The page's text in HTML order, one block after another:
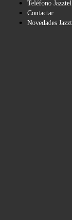
Teléfono Jazztel
Contactar
Novedades